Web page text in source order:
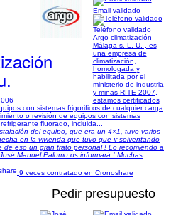
Email validado
Teléfono validado
Argo climatización
Málaga s. L. U. , es
una empresa de
climatización,
homologada y
habilitada por el
ministerio de industria
y minas RITE 2007,
estamos certificados
con sistemas frigorificos de cualquier carga
o revisión de equipos con sistemas
fluorado, incluida...
del equipo, que era un 4×1, tuvo varios
en la vivienda que tuvo que ir solventando
de eso un gran trato personal ! Lo recomiendo a
Manuel Palomo os informará ! Muchas
9 veces contratado en Cronoshare
Pedir presupuesto